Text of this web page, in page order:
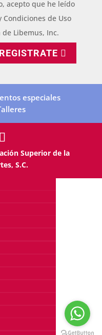
acepto que he leído
de Uso
Libemus, Inc.
REGISTRATE
especiales
Superior de la
S.C.